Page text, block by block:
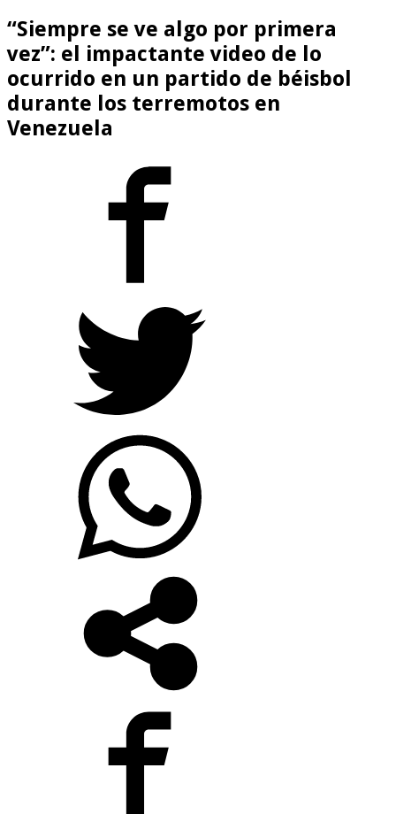
“Siempre se ve algo por primera
vez”: el impactante video de lo
ocurrido en un partido de béisbol
durante los terremotos en
Venezuela